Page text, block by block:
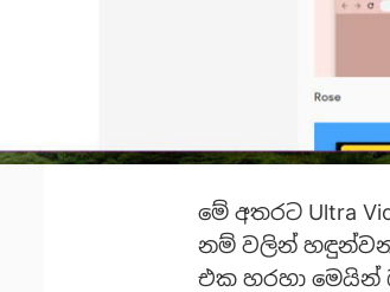
මේ අතරට Ultra
නම් වලින් හඳුන්වන
එක හරහා මෙයින්